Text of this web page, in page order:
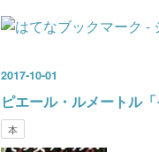
2017-10-01
ピエール・ルメートル
本